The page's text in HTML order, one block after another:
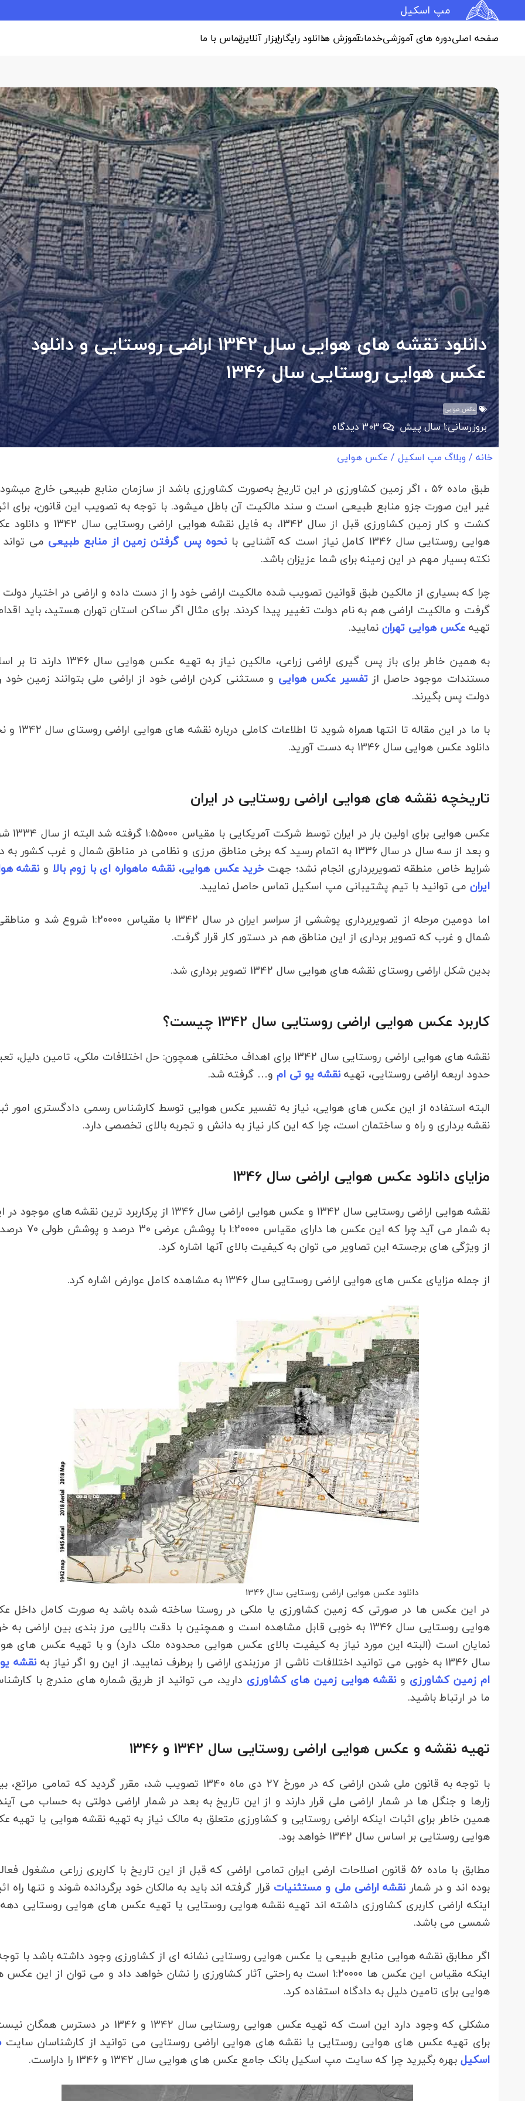
مپ اسکیل
صفحه اصلیدوره های آموزشیخدماتآموزش هادانلود رایگانابزار آنلاینتماس با ما
دانلود نقشه های هوایی سال 1342 اراضی روستایی و دانلود
عکس هوایی روستایی سال 1346
عکس هوایی
بروزرسانی:1 سال پیش 303دیدگاه
خانه / وبلاگ مپ اسکیل / عکس هوایی
طبق ماده ۵۶ ، اگر زمین کشاورزی در این تاریخ به‌صورت کشاورزی باشد از سازمان منابع طبیعی خارج
غیر این صورت جزو منابع طبیعی است و سند مالکیت آن باطل میشود. با توجه به تصویب این قانون، برای
کشت و کار زمین کشاورزی قبل از سال 1342، به فایل نقشه هوایی اراضی
هوایی روستایی سال 1346 کامل نیاز است که آشنایی با
نحوه پس گرفتن زمین از منابع طبیعی می
نکته بسیار مهم در این زمینه برای شما عزیزان باشد.
چرا که بسیاری از مالکین طبق قوانین تصویب شده مالکیت اراضی خود را از دست داده و اراضی در اختیار دولت
گرفت و مالکیت اراضی هم به نام دولت تغییر پیدا کردند. برای مثال اگر ساکن استان تهران هستید، باید
تهیهعکس هوایی تهراننمایید.
به همین خاطر برای باز پس گیری اراضی زراعی، مالکین نیاز به تهیه عکس هوایی
مستندات موجود حاصل ازتفسیر عکس هوایی و مستثنی کردن اراضی خود از اراضی ملی بتوانند زمین خود
دولت پس بگیرند.
با ما در این مقاله تا انتها همراه شوید
دانلود عکس هوایی سال 1346 به دست آورید.
تاریخچه نقشه های هوایی اراضی روستایی در ایران
عکس هوایی برای اولین بار
و بعد از سه سال در سال 1336 به اتمام رسید که برخی مناطق مرزی و نظامی در مناطق شمال و غرب کشور
شرایط خاص منطقه تصویربرداری انجام نشد؛ جهتخرید عکس هوایی،نقشه ماهواره ای با زوم بالا ونقشه
ایران می توانید با تیم پشتیبانی مپ اسکیل تماس حاصل نمایید.
اما دومین مرحله از تصویربرداری پوششی از سراسر ایران در سال 1342 با مقیاس 1:20000
شمال و غرب که تصویر برداری از این مناطق هم در دستور کار قرار گرفت.
بدین شکل اراضی روستای نقشه های هوایی سال 1342 تصویر برداری شد.
کاربرد عکس هوایی اراضی روستایی سال 1342 چیست؟
نقشه های هوایی اراضی روستایی سال 1342 برای اهداف مختلفی همچون: حل اختلافات ملکی، تامین دلیل،
حدود اربعه اراضی روستایی، تهیهنقشه یو تی ام و… گرفته شد.
البته استفاده از این عکس های هوایی، نیاز به تفسیر عکس هوایی توسط کارشناس رسمی دادگستری امور
نقشه برداری و راه و ساختمان است، چرا که این کار نیاز به دانش و تجربه بالای تخصصی دارد.
مزایای دانلود عکس هوایی اراضی سال 1346
نقشه هوایی اراضی روستایی سال 1342 و عکس هوایی اراضی سال 1346 از پرکاربرد ترین نقشه های
به شمار می آید چرا که این عکس ها دارای مقیاس
از ویژگی های برجسته این تصاویر می توان به کیفیت بالای آنها اشاره کرد.
از جمله مزایای عکس های هوایی اراضی روستایی سال 1346 به مشاهده کامل عوارض اشاره کرد.
دانلود عکس هوایی اراضی روستایی سال 1346
در این عکس ها در صورتی که زمین کشاورزی یا ملکی در روستا ساخته شده باشد به صورت کامل داخل
هوایی روستایی سال 1346 به خوبی قابل مشاهده است و همچنین با دقت بالایی مرز بندی بین اراضی به
نمایان است (البته این مورد نیاز به کیفیت بالای عکس هوایی محدوده ملک دارد) و با تهیه عکس های
سال 1346 به خوبی می توانید اختلافات ناشی از مرزبندی اراضی را برطرف نمایید. از این رو اگر نیاز به
نقشه
ام زمین کشاورزی ونقشه هوایی زمین های کشاورزی دارید، می توانید از طریق شماره های مندرج با
ما در ارتباط باشید.
تهیه نقشه و عکس هوایی اراضی روستایی سال 1342 و 1346
با توجه به قانون ملی شدن اراضی که در مورخ 27 دی ماه 1340 تصویب شد، مقرر گردید که تمامی
زارها و جنگل ها در شمار اراضی ملی قرار دارند و از این تاریخ به بعد در شمار اراضی دولتی به حساب می
همین خاطر برای اثبات اینکه اراضی روستایی و کشاورزی متعلق به مالک نیاز به تهیه نقشه هوایی یا تهیه
هوایی روستایی بر اساس سال 1342 خواهد بود.
مطابق با ماده 56 قانون اصلاحات ارضی ایران تمامی اراضی که قبل از این تاریخ با کاربری زراعی مشغول
بوده اند و در شمارنقشه اراضی ملی و مستثنیات قرار گرفته اند باید به مالکان خود برگردانده شوند و تنها راه
شمسی می باشد.
اگر مطابق نقشه هوایی منابع طبیعی یا عکس هوایی روستایی نشانه ای از کشاورزی وجود داشته باشد با
اینکه مقیاس این عکس ها 1:20000 است به راحتی آثار کشاورزی را نشان خواهد داد و می توان از این
هوایی برای تامین دلیل به دادگاه استفاده کرد.
مشکلی که وجود دارد این است که تهیه عکس هوایی روستایی سال 1342 و 1346 در
برای تهیه عکس های هوایی روستایی یا نقشه های هوایی اراضی روستایی می توانید از کارشناسان سایت
اسکیلبهره بگیرید چرا که سایت مپ اسکیل بانک جامع عکس های هوایی سال 1342 و 1346 را داراست.